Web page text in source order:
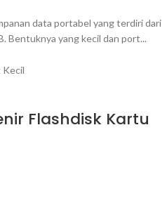
data portabel yang terdiri dari
Bentuknya yang kecil dan port...
Flashdisk Kartu